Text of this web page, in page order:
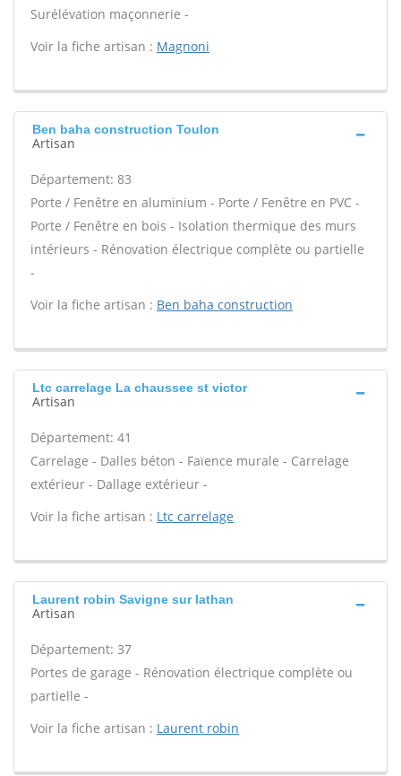
Surélévation maçonnerie -
Voir la fiche artisan : Magnoni
Ben baha construction Toulon
Artisan
Département: 83
Porte / Fenêtre en aluminium - Porte / Fenêtre en PVC -
Porte / Fenêtre en bois - Isolation thermique des murs
intérieurs - Rénovation électrique complète ou partielle
-
Voir la fiche artisan : Ben baha construction
Ltc carrelage La chaussee st victor
Artisan
Département: 41
Carrelage - Dalles béton - Faïence murale - Carrelage
extérieur - Dallage extérieur -
Voir la fiche artisan : Ltc carrelage
Laurent robin Savigne sur lathan
Artisan
Département: 37
Portes de garage - Rénovation électrique complète ou
partielle -
Voir la fiche artisan : Laurent robin